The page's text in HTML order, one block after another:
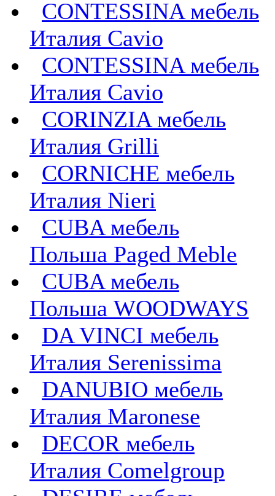
CONTESSINA мебель
Италия Cavio
CONTESSINA мебель
Италия Сavio
CORINZIA мебель
Италия Grilli
CORNICHE мебель
Италия Nieri
CUBA мебель
Польша Paged Meble
CUBA мебель
Польша WOODWAYS
DA VINCI мебель
Италия Serenissima
DANUBIO мебель
Италия Maronese
DECOR мебель
Италия Comelgroup